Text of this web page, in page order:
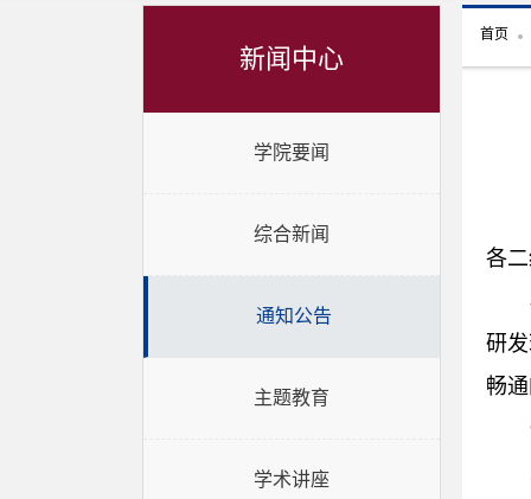
新闻中心
学院要闻
综合新闻
通知公告
主题教育
学术讲座
首页
各
研
畅